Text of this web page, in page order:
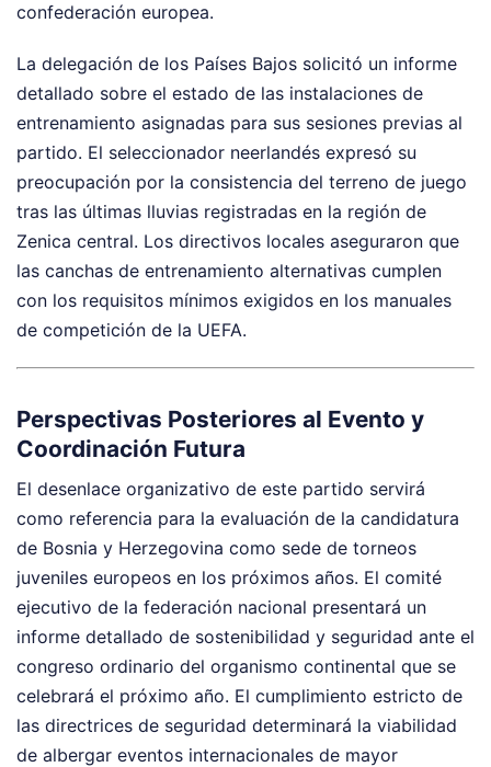
confederación europea.
La delegación de los Países Bajos solicitó un informe
detallado sobre el estado de las instalaciones de
entrenamiento asignadas para sus sesiones previas al
partido. El seleccionador neerlandés expresó su
preocupación por la consistencia del terreno de juego
tras las últimas lluvias registradas en la región de
Zenica central. Los directivos locales aseguraron que
las canchas de entrenamiento alternativas cumplen
con los requisitos mínimos exigidos en los manuales
de competición de la UEFA.
Perspectivas Posteriores al Evento y
Coordinación Futura
El desenlace organizativo de este partido servirá
como referencia para la evaluación de la candidatura
de Bosnia y Herzegovina como sede de torneos
juveniles europeos en los próximos años. El comité
ejecutivo de la federación nacional presentará un
informe detallado de sostenibilidad y seguridad ante el
congreso ordinario del organismo continental que se
celebrará el próximo año. El cumplimiento estricto de
las directrices de seguridad determinará la viabilidad
de albergar eventos internacionales de mayor